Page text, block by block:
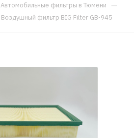
Автомобильные фильтры в Тюмени —
Воздушный фильтр BIG Filter GB-945